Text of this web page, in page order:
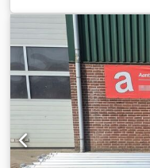
Dedpezta Niefx Am
wanddikte tot 4.5 mm
8'' wanddikte tot 4 mm
stuk • De beste
Voor elke slang een
Bouwjaar: 2024